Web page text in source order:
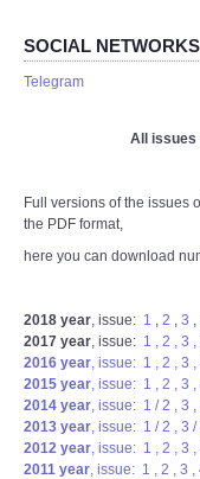
SOCIAL NETWORKS
Telegram
All issues
Full versions of the issues
the PDF format,
here you can download
2018 year, issue: 1 , 2 , 3 ,
2017 year, issue: 1 , 2 , 3 ,
2016 year, issue: 1 , 2 , 3 ,
2015 year, issue: 1 , 2 , 3 ,
2014 year, issue: 1 / 2 , 3 ,
2013 year, issue: 1 / 2 , 3 /
2012 year, issue: 1 , 2 , 3 ,
2011 year, issue: 1 , 2 , 3 ,